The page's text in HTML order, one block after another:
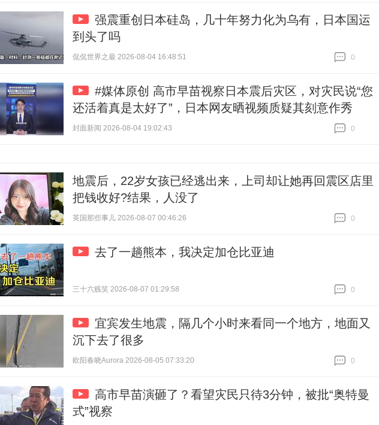
强震重创日本硅岛，几十年努力化为乌有，日本国运
到头了吗
侃侃世界之最 2026-08-04 16:48:51
0
#媒体原创 高市早苗视察日本震后灾区，对灾民说“您
还活着真是太好了”，日本网友晒视频质疑其刻意作秀
封面新闻 2026-08-04 19:02:43
0
地震后，22岁女孩已经逃出来，上司却让她再回震区店里
把钱收好?结果，人没了
英国那些事儿 2026-08-07 00:46:26
0
去了一趟熊本，我决定加仓比亚迪
三十六贱笑 2026-08-07 01:29:58
0
宜宾发生地震，隔几个小时来看同一个地方，地面又
沉下去了很多
欧阳春晓Aurora 2026-08-05 07:33:20
0
高市早苗演砸了？看望灾民只待3分钟，被批“奥特曼
式”视察